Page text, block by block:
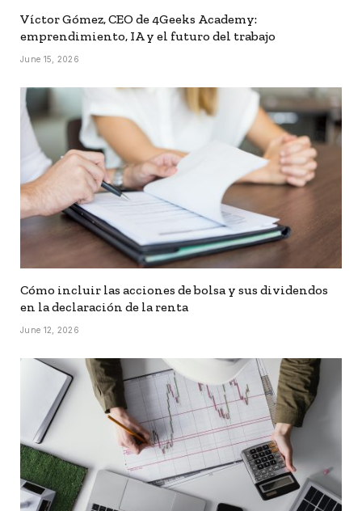
Víctor Gómez, CEO de 4Geeks Academy:
emprendimiento, IA y el futuro del trabajo
June 15, 2026
Cómo incluir las acciones de bolsa y sus dividendos
en la declaración de la renta
June 12, 2026